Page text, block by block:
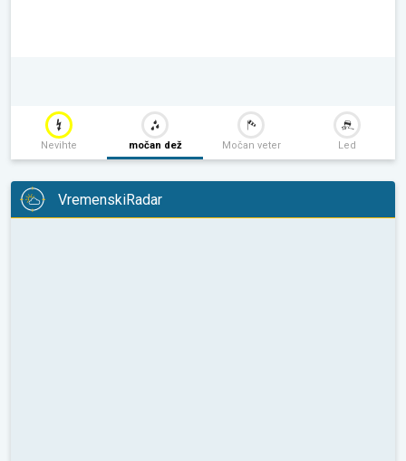
Nevihte močan dež Močan veter Led
VremenskiRadar